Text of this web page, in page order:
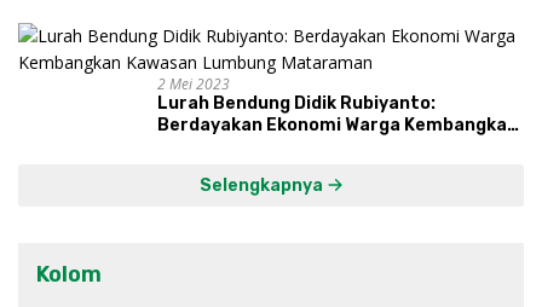
dan Syukuri Hasil
2 Mei 2023
Lurah Bendung Didik Rubiyanto:
Berdayakan Ekonomi Warga Kembangkan
Selengkapnya
Kolom